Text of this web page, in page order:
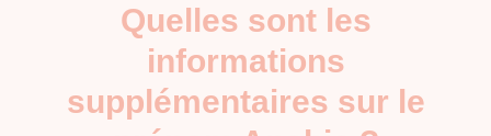
Quelles sont les
informations
supplémentaires sur le